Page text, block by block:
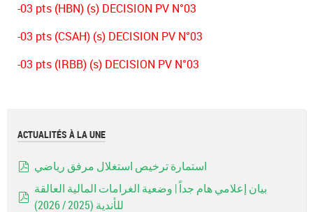
-03 pts (HBN) (s) DECISION PV N°03
-03 pts (CSAH) (s) DECISION PV N°03
-03 pts (IRBB) (s) DECISION PV N°03
ACTUALITÉS À LA UNE
استمارة ترخيص استغلال مرفق رياضي
pdf
بيان إعلامي هام جداً | وضعية الغرامات المالية العالقة
للأندية (2025 / 2026)